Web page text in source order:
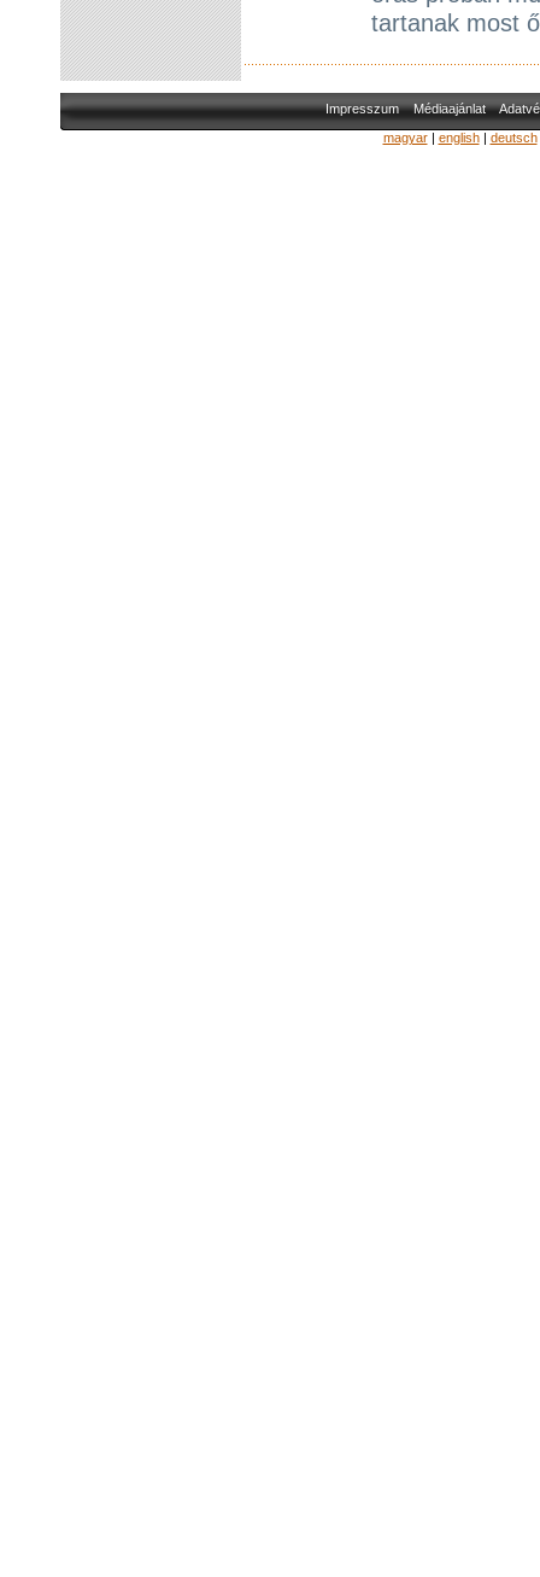
tartanak most
Impresszum Médiaajánlat
magyar| english| deutsch